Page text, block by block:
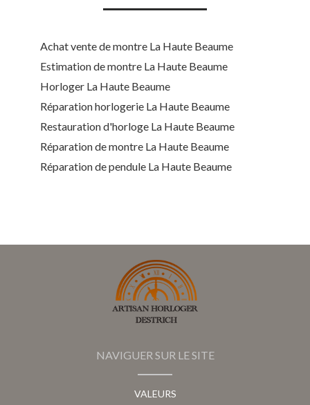
Achat vente de montre La Haute Beaume
Estimation de montre La Haute Beaume
Horloger La Haute Beaume
Réparation horlogerie La Haute Beaume
Restauration d'horloge La Haute Beaume
Réparation de montre La Haute Beaume
Réparation de pendule La Haute Beaume
NAVIGUER SUR LE SITE
VALEURS